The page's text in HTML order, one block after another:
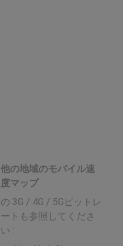
他の地域のモバイル速
度マップ
の 3G / 4G / 5Gビットレ
ートも参照してくださ
い :